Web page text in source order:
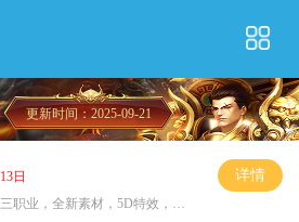
更新时间：2025-09-21
日
职业，全新素材，5D特效，不卡图
详情